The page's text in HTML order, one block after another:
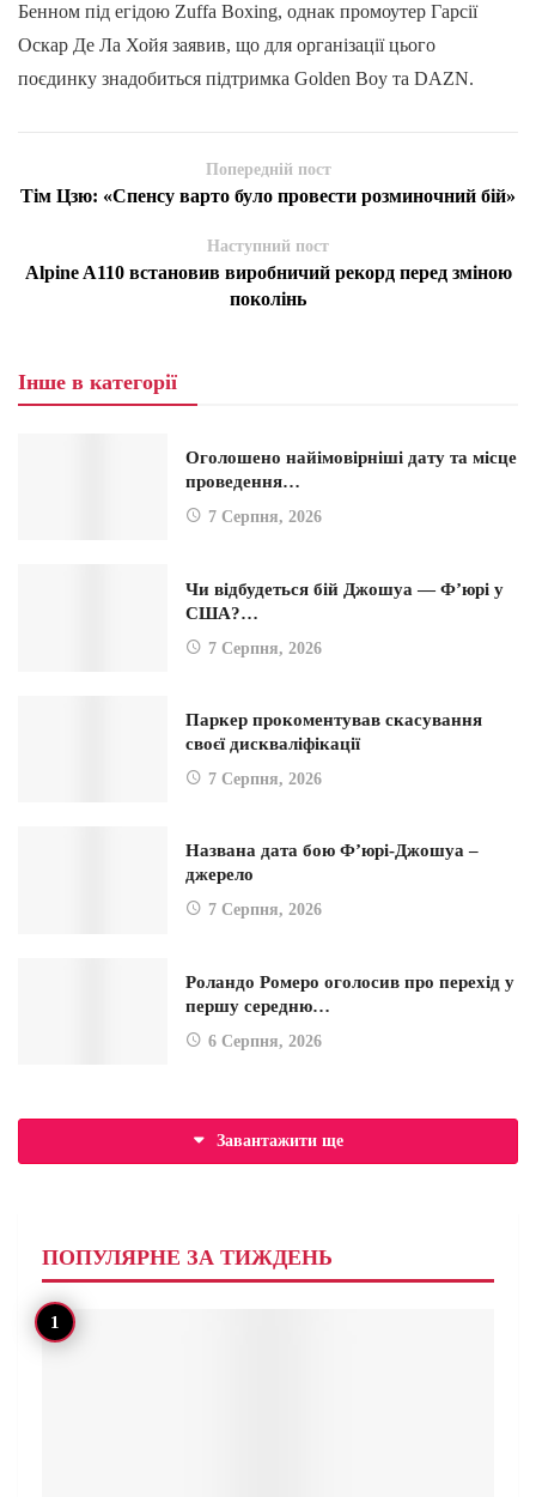
Бенном під егідою Zuffa Boxing, однак промоутер Гарсії
Оскар Де Ла Хойя заявив, що для організації цього
поєдинку знадобиться підтримка Golden Boy та DAZN.
Попередній пост
Тім Цзю: «Спенсу варто було провести розминочний бій»
Наступний пост
Alpine A110 встановив виробничий рекорд перед зміною
поколінь
Інше в категорії
Оголошено найімовірніші дату та місце
проведення…
7 Серпня, 2026
Чи відбудеться бій Джошуа — Ф’юрі у
США?…
7 Серпня, 2026
Паркер прокоментував скасування
своєї дискваліфікації
7 Серпня, 2026
Названа дата бою Ф’юрі-Джошуа –
джерело
7 Серпня, 2026
Роландо Ромеро оголосив про перехід у
першу середню…
6 Серпня, 2026
Завантажити ще
ПОПУЛЯРНЕ ЗА ТИЖДЕНЬ